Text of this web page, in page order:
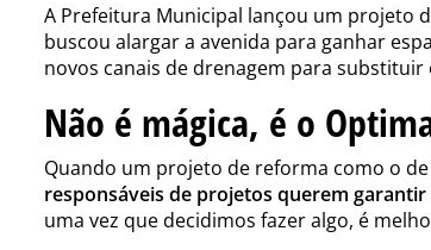
A Prefeitura Municipal lançou um projeto
buscou alargar a avenida para ganhar
novos canais de drenagem para
Não é mágica, é o
Quando um projeto de reforma como o
responsáveis de projetos querem
uma vez que decidimos fazer algo, é